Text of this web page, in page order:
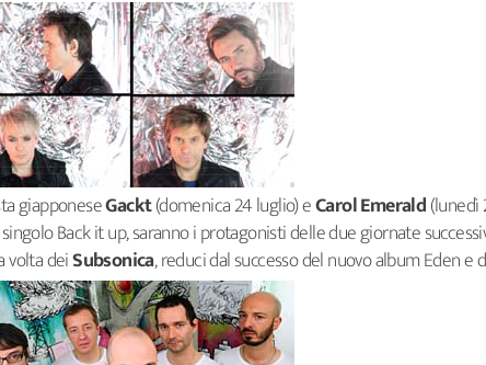
giapponeseGackt(domenica 24 luglio) eCarol Emerald(lunedì
Back it up, saranno i protagonisti delle due giornate
volta deiSubsonica, reduci dal successo del nuovo album Eden e